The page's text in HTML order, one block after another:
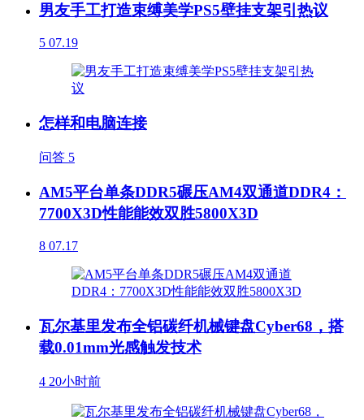
男友手工打造束缚美学PS5壁挂支架引热议
5 07.19
怎样和电脑连接
问答 5
AM5平台单条DDR5碾压AM4双通道DDR4：
7700X3D性能能效双胜5800X3D
8 07.17
瓦尔基里发布全铝碳纤机械键盘Cyber68，搭
载0.01mm光感触发技术
4 20小时前